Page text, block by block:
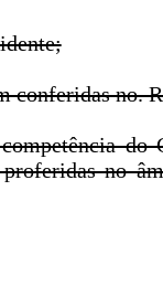
conferidas no.
do
no